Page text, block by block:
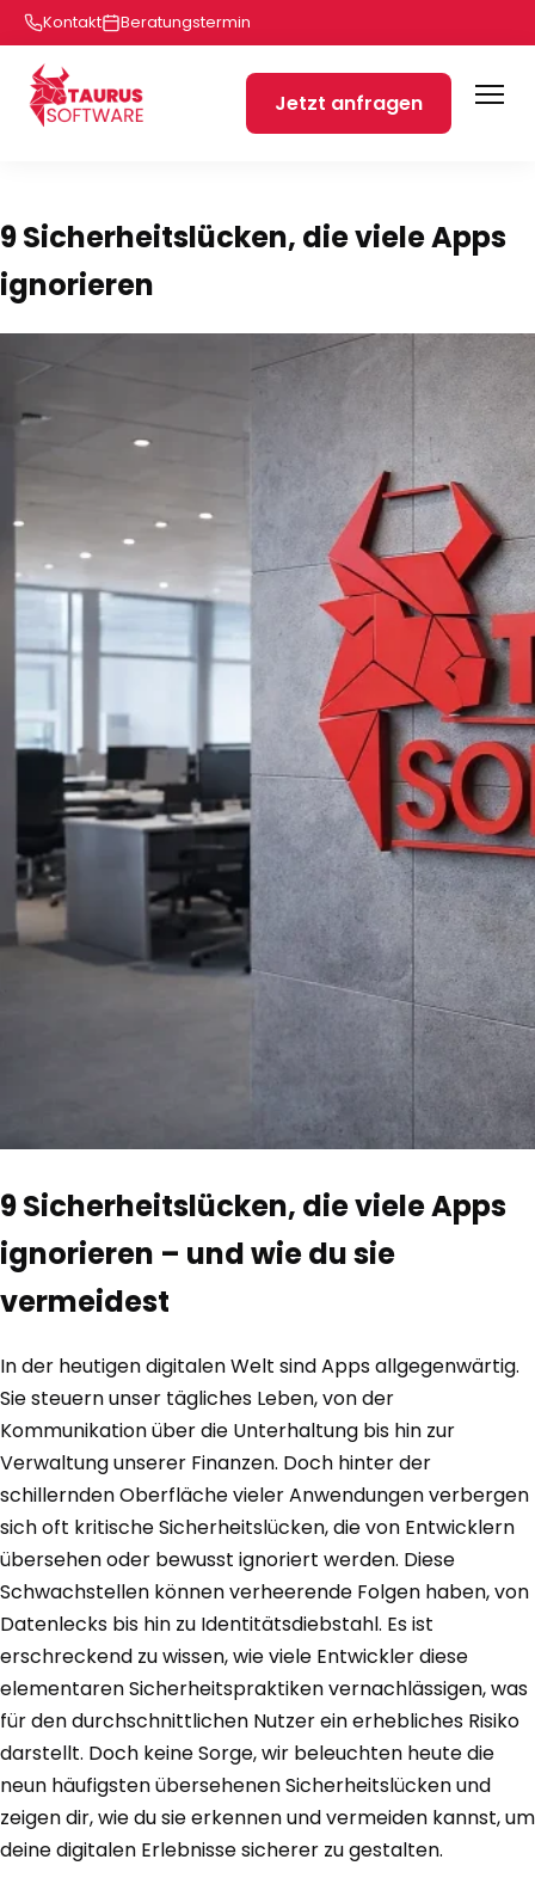
Kontakt Beratungstermin
Jetzt anfragen
9 Sicherheitslücken, die viele Apps
ignorieren
9 Sicherheitslücken, die viele Apps
ignorieren – und wie du sie
vermeidest
In der heutigen digitalen Welt sind Apps allgegenwärtig.
Sie steuern unser tägliches Leben, von der
Kommunikation über die Unterhaltung bis hin zur
Verwaltung unserer Finanzen. Doch hinter der
schillernden Oberfläche vieler Anwendungen verbergen
sich oft kritische Sicherheitslücken, die von Entwicklern
übersehen oder bewusst ignoriert werden. Diese
Schwachstellen können verheerende Folgen haben, von
Datenlecks bis hin zu Identitätsdiebstahl. Es ist
erschreckend zu wissen, wie viele Entwickler diese
elementaren Sicherheitspraktiken vernachlässigen, was
für den durchschnittlichen Nutzer ein erhebliches Risiko
darstellt. Doch keine Sorge, wir beleuchten heute die
neun häufigsten übersehenen Sicherheitslücken und
zeigen dir, wie du sie erkennen und vermeiden kannst, um
deine digitalen Erlebnisse sicherer zu gestalten.